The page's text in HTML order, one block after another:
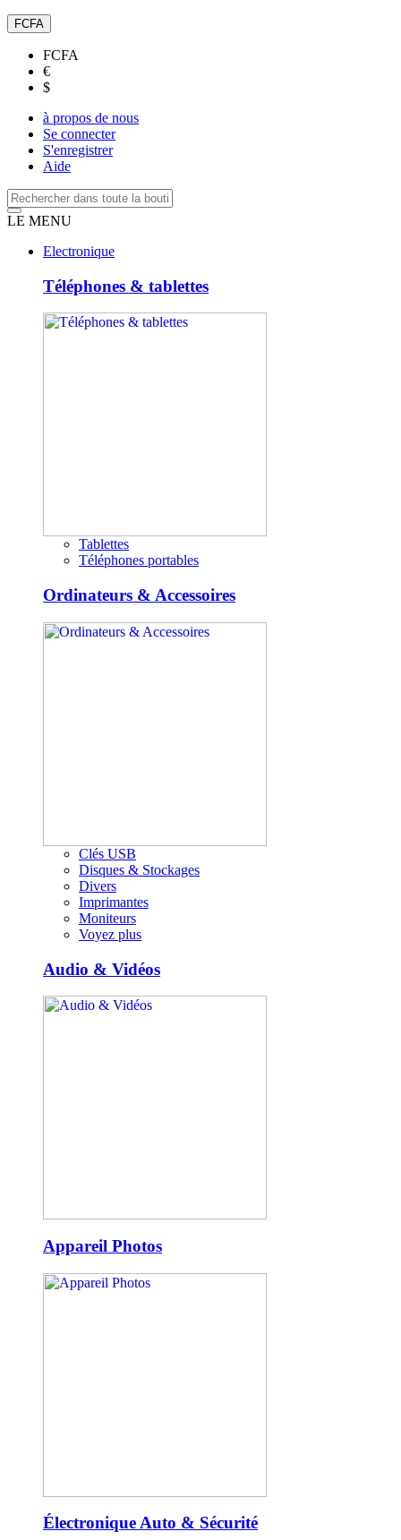
FCFA
FCFA
€
$
à propos de nous
Se connecter
S'enregistrer
Aide
LE MENU
Electronique
Téléphones & tablettes
Tablettes
Téléphones portables
Ordinateurs & Accessoires
Clés USB
Disques & Stockages
Divers
Imprimantes
Moniteurs
Voyez plus
Audio & Vidéos
Appareil Photos
Électronique Auto & Sécurité